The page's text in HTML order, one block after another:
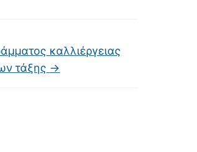
καλλιέργειας
τάξης →